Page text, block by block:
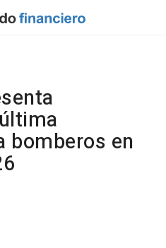
bomberos en